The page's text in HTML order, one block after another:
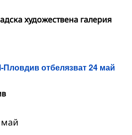
художествена галерия
отбелязват 24 май